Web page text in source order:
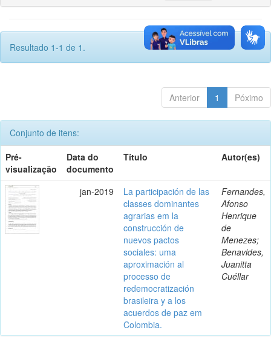
Resultado 1-1 de 1.
Anterior 1 Póximo
Conjunto de itens:
Pré-
visualização
Data do
documento
Título Autor(es)
jan-2019
La participación de las
classes dominantes
agrarias em la
construcción de
nuevos pactos
sociales: uma
aproximación al
processo de
redemocratización
brasileira y a los
acuerdos de paz em
Colombia.
Fernandes,
Afonso
Henrique
de
Menezes;
Benavides,
Juanitta
Cuéllar